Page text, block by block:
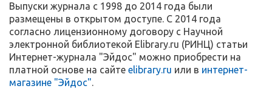
Выпуски журнала с 1998 до 2014 года были
размещены в открытом доступе. С 2014 года
согласно лицензионному договору с Научной
электронной библиотекой Elibrary.ru (РИНЦ) статьи
Интернет-журнала "Эйдос" можно приобрести на
платной основе на сайте elibrary.ru или в интернет-
магазине "Эйдос".